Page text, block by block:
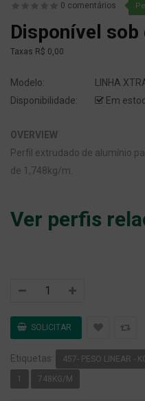
0 comentários
Disponível
Taxas R$ 0,00
Modelo:
LINHA
Disponibilidade:
Em
OVERVIEW
Perfil extrudado de alumínio
de 1,748kg/m.
Ver perfis
Etiquetas: 457- PESO LINEAR -
1 748KG/M